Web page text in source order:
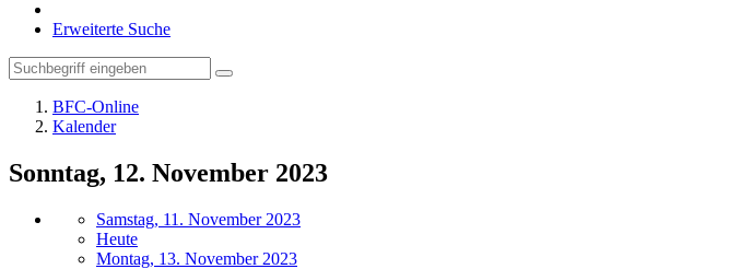
Erweiterte Suche
BFC-Online
Kalender
Sonntag, 12. November 2023
Samstag, 11. November 2023
Heute
Montag, 13. November 2023